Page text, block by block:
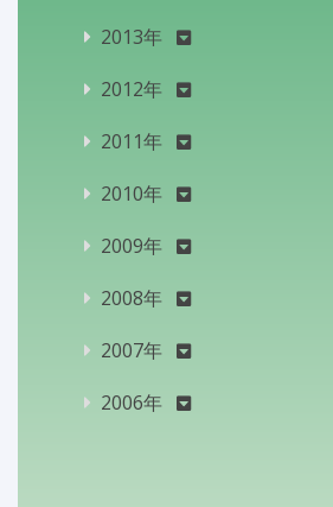
2013年
2012年
2011年
2010年
2009年
2008年
2007年
2006年